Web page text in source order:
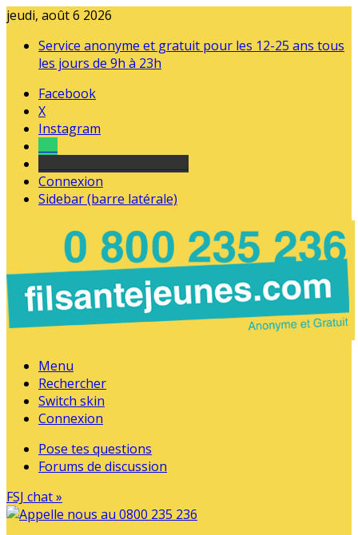
jeudi, août 6 2026
Service anonyme et gratuit pour les 12-25 ans tous
les jours de 9h à 23h
Facebook
X
Instagram
Connexion
Sidebar (barre latérale)
Menu
Rechercher
Switch skin
Connexion
Pose tes questions
Forums de discussion
FSJ chat »